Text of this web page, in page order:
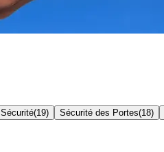
Sécurité(19) Sécurité des Portes(18)